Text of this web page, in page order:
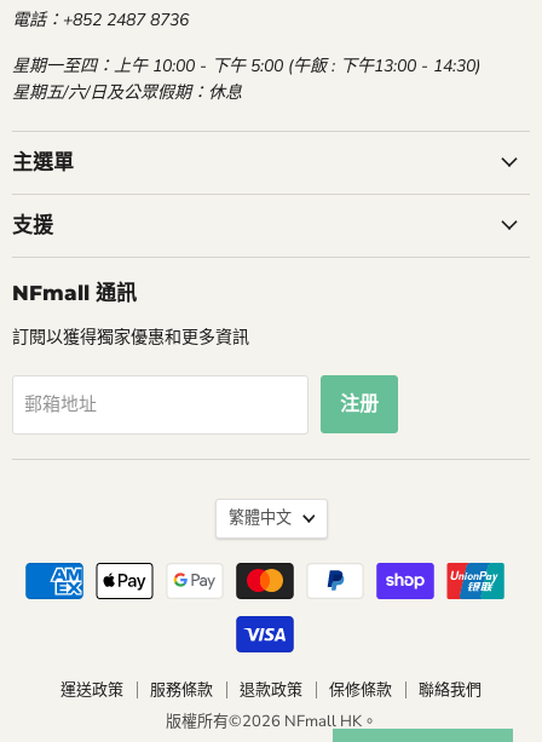
電話：+852 2487 8736
星期一至四：上午 10:00 - 下午 5:00 (午飯 : 下午13:00 - 14:30)
星期五/六/日及公眾假期：休息
主選單
支援
NFmall 通訊
訂閱以獲得獨家優惠和更多資訊
郵箱地址 注册
運送政策 服務條款 退款政策 保修條款
聯絡我們
版權所有©2026 NFmall HK。
語
言
繁體中文